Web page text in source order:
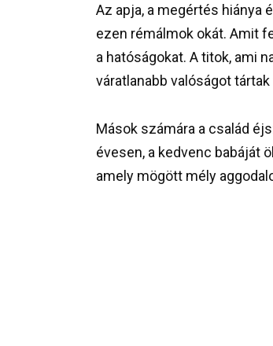
Az apja, a megértés hiánya
ezen rémálmok okát. Amit
a hatóságokat. A titok, ami
váratlanabb valóságot
Mások számára a család
évesen, a kedvenc babáját
amely mögött mély